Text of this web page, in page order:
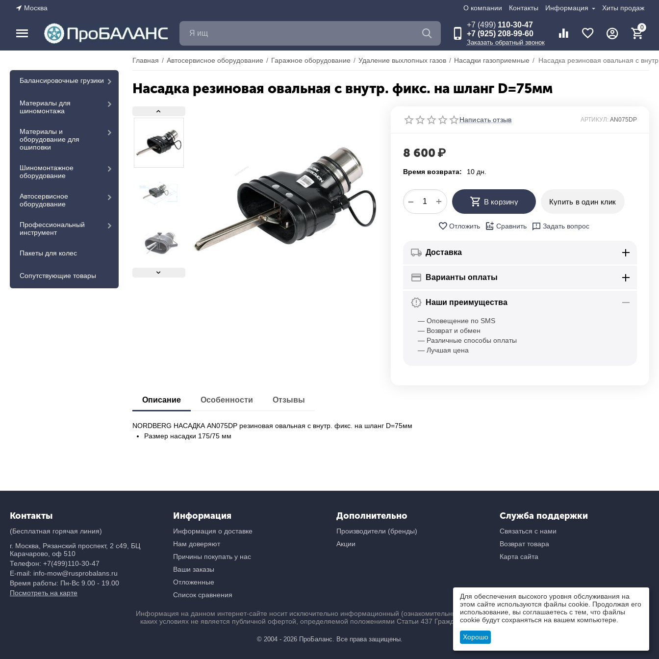
Москва О компании Контакты Информация Хиты продаж
+7 (499)110-30-47
+7 (925) 208-99-60
Заказать обратный звонок
0
Балансировочные грузики
Материалы для
шиномонтажа
Материалы и
оборудование для
ошиповки
Шиномонтажное
оборудование
Автосервисное
оборудование
Профессиональный
инструмент
Пакеты для колес
Сопутствующие товары
Главная / Автосервисное оборудование / Гаражное оборудование / Удаление выхлопных газов / Насадки газоприемные /
Насадка резиновая овальная с внутр. фикс. на шланг D=75мм
Написать отзыв АРТИКУЛ: AN075DP
8 600 ₽
Время возврата: 10 дн.
+
− В корзину Купить в один клик
Отложить Сравнить Задать вопрос
Доставка
Варианты оплаты
Наши преимущества
— Оповещение по SMS
— Возврат и обмен
— Различные способы оплаты
— Лучшая цена
Описание Особенности Отзывы
NORDBERG НАСАДКА AN075DP резиновая овальная с внутр. фикс. на шланг D=75мм
Размер насадки 175/75 мм
Контакты
(Бесплатная горячая линия)
г. Москва, Рязанский проспект, 2 с49, БЦ
Карачарово, оф 510
Телефон: +7(499)110-30-47
E-mail: info-mow@rusprobalans.ru
Время работы: Пн-Вс 9.00 - 19.00
Посмотреть на карте
Информация
Информация о доставке
Нам доверяют
Причины покупать у нас
Ваши заказы
Отложенные
Список сравнения
Дополнительно
Производители (бренды)
Акции
Служба поддержки
Связаться с нами
Возврат товара
Карта сайта
Информация на данном интернет-сайте носит исключительно информационный (ознакомительный) характер и ни при
каких условиях не является публичной офертой, определяемой положениями Статьи 437 Гражданского кодекса РФ.
© 2004 - 2026 ПроБаланс. Все права защищены.
Для обеспечения высокого уровня обслуживания на
этом сайте используются файлы cookie. Продолжая его
использование, вы соглашаетесь с тем, что файлы
cookie будут сохраняться на вашем компьютере.
Хорошо